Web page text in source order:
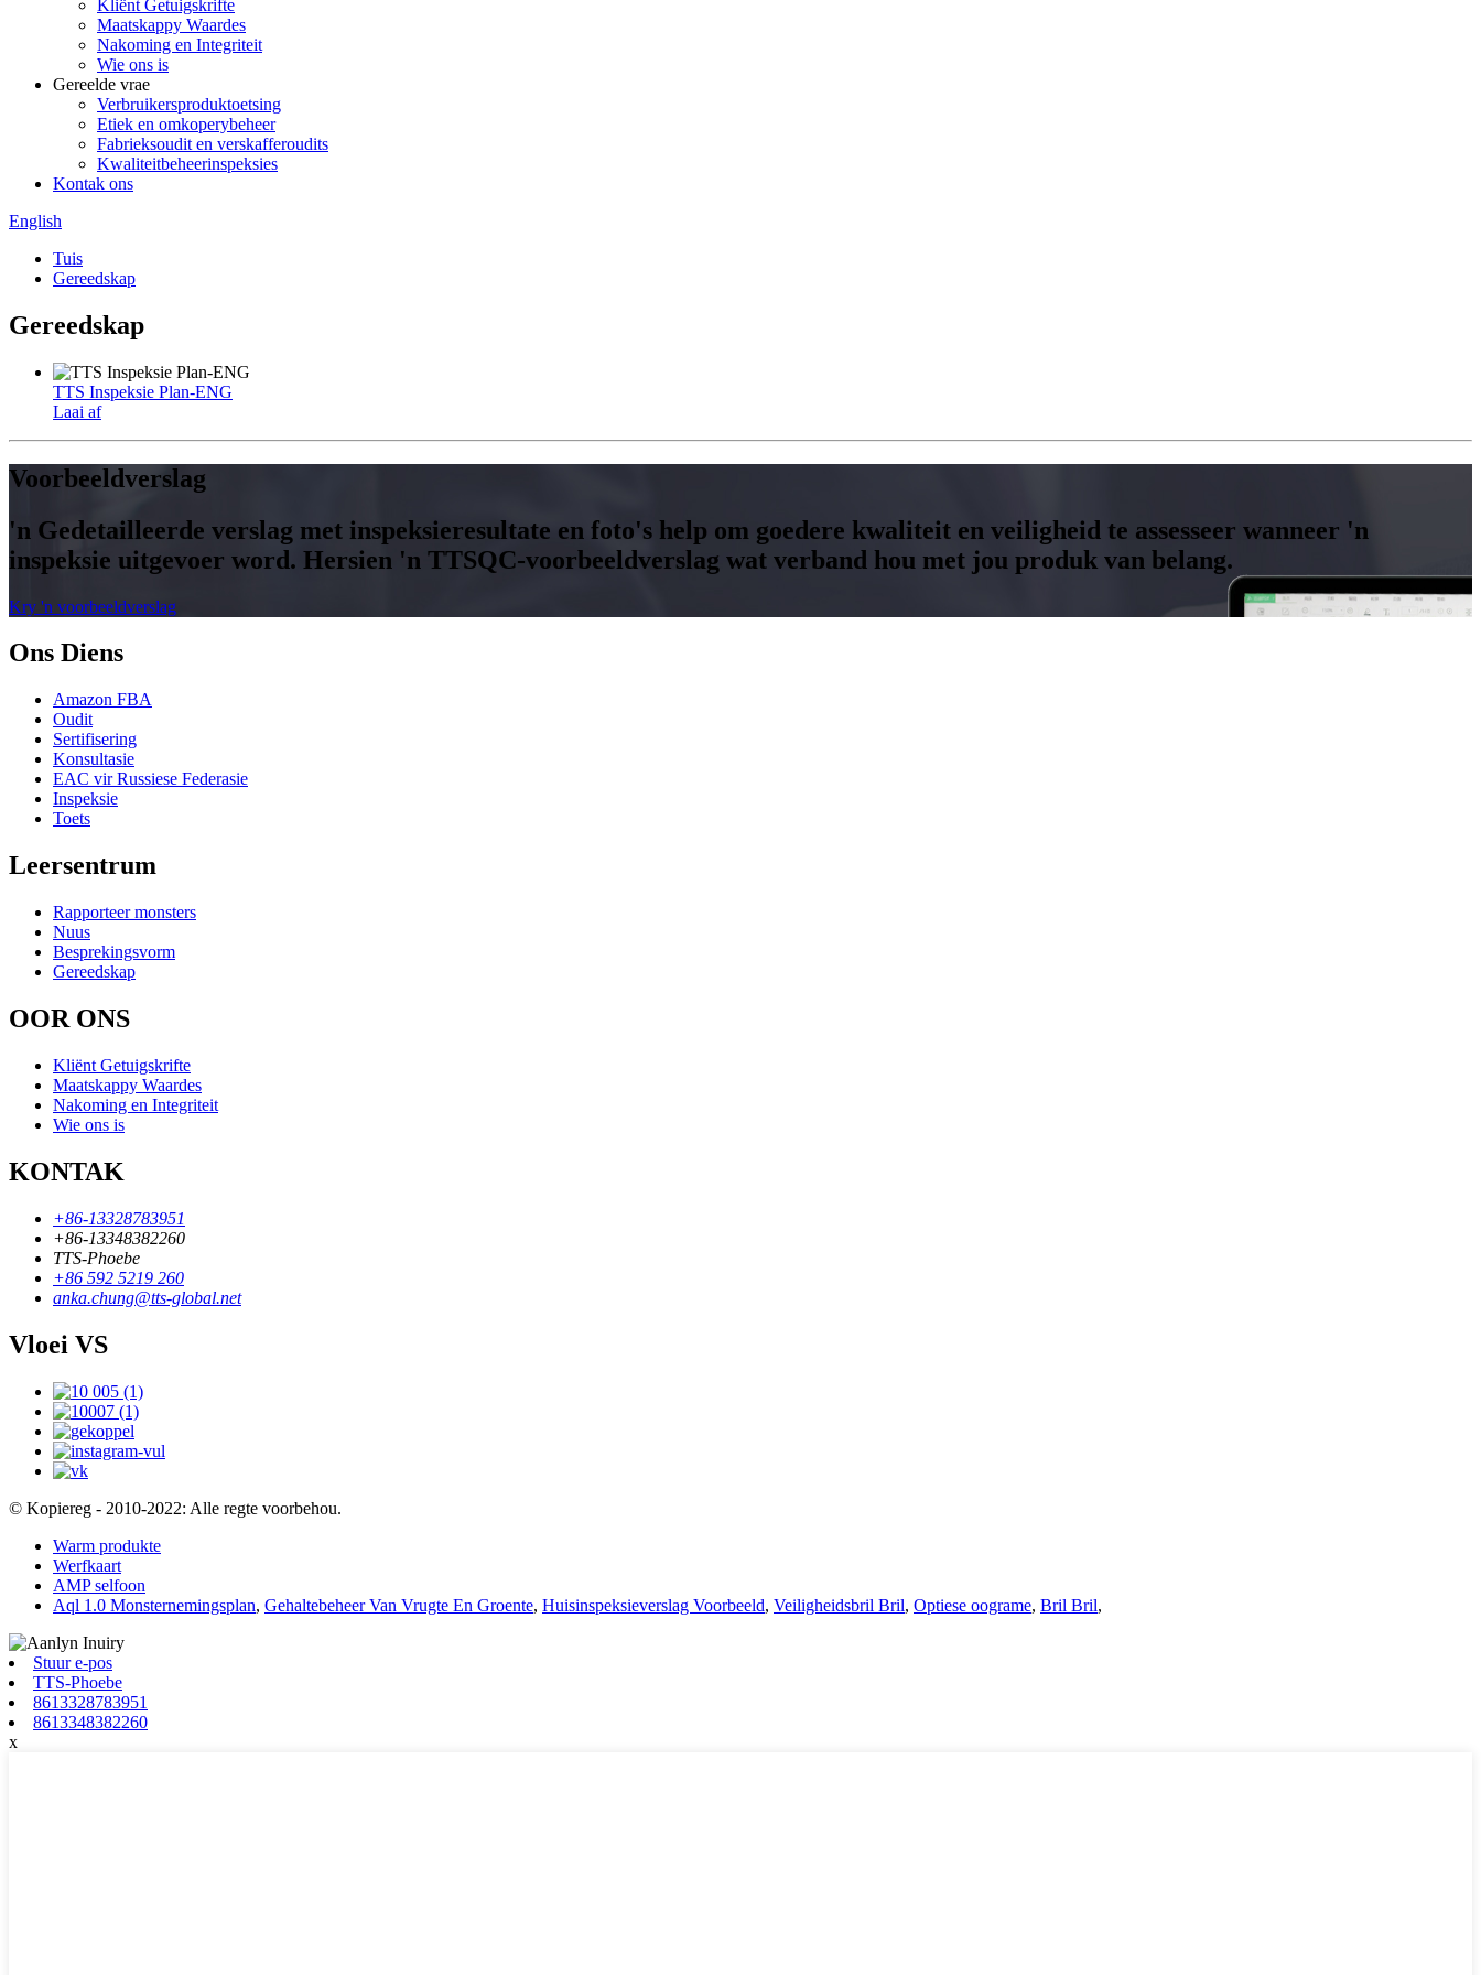
Kliënt Getuigskrifte
Maatskappy Waardes
Nakoming en Integriteit
Wie ons is
Gereelde vrae
Verbruikersproduktoetsing
Etiek en omkoperybeheer
Fabrieksoudit en verskafferoudits
Kwaliteitbeheerinspeksies
Kontak ons
English
Tuis
Gereedskap
Gereedskap
TTS Inspeksie Plan-ENG
Laai af
Voorbeeldverslag
'n Gedetailleerde verslag met inspeksieresultate en foto's help om goedere kwaliteit en veiligheid te assesseer wanneer 'n
inspeksie uitgevoer word. Hersien 'n TTSQC-voorbeeldverslag wat verband hou met jou produk van belang.
Kry 'n voorbeeldverslag
Ons Diens
Amazon FBA
Oudit
Sertifisering
Konsultasie
EAC vir Russiese Federasie
Inspeksie
Toets
Leersentrum
Rapporteer monsters
Nuus
Besprekingsvorm
Gereedskap
OOR ONS
Kliënt Getuigskrifte
Maatskappy Waardes
Nakoming en Integriteit
Wie ons is
KONTAK
+86-13328783951
+86-13348382260
TTS-Phoebe
+86 592 5219 260
anka.chung@tts-global.net
Vloei VS
© Kopiereg - 2010-2022: Alle regte voorbehou.
Warm produkte
Werfkaart
AMP selfoon
Aql 1.0 Monsternemingsplan, Gehaltebeheer Van Vrugte En Groente, Huisinspeksieverslag Voorbeeld, Veiligheidsbril Bril, Optiese oograme, Bril Bril,
Stuur e-pos
TTS-Phoebe
8613328783951
8613348382260
x